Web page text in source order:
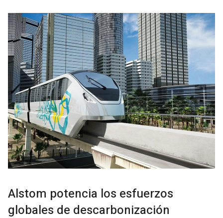
Alstom potencia los esfuerzos
globales de descarbonización